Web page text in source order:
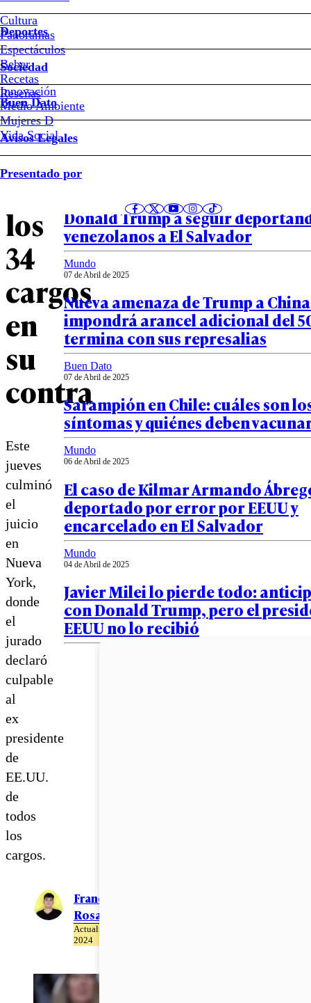
Cultura
Panoramas
Espectáculos
Beber
Recetas
Reseñas
Deportes
Sociedad
Innovación
Medio Ambiente
Mujeres D
Vida Social
Buen Dato
Avisos Legales
Presentado por
Donald
Trump
es
declarado
culpable
en
los
34
cargos
en
su
contra
Este
jueves
culminó
el
juicio
en
Nueva
York,
donde
el
jurado
declaró
culpable
al
ex
presidente
de
EE.UU.
de
todos
los
cargos.
Francisco
Rosales
Actualizado el 30 de Mayo del
2024
Notas relacionadas
07 de Abril de 2025
Tribunal Supremo de EEUU
Donald Trump a seguir
venezolanos a El Salvador
Mundo
07 de Abril de 2025
Nueva amenaza de Trump a
impondrá arancel adicional del
termina con sus represalias
Buen Dato
07 de Abril de 2025
Sarampión en Chile: cuáles son
síntomas y quiénes deben
Mundo
06 de Abril de 2025
El caso de Kilmar Armando
deportado por error por EEUU y
encarcelado en El Salvador
Mundo
04 de Abril de 2025
Javier Milei lo pierde todo:
con Donald Trump, pero el
EEUU no lo recibió